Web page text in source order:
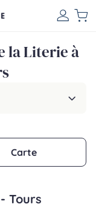
la Literie à
Carte
Tours